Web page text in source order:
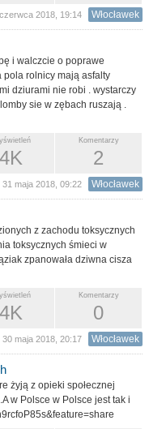
2018, 19:14 Włocławek
i walczcie o poprawe
pola rolnicy mają asfalty
dziurami nie robi . wystarczy
sie w zębach ruszają .
Komentarzy
2
4K
31 maja 2018, 09:22 Włocławek
z zachodu toksycznych
toksycznych śmieci w
zpanowała dziwna cisza
Komentarzy
0
4K
30 maja 2018, 20:17 Włocławek
żyją z opieki społecznej
w Polsce w Polsce jest tak i